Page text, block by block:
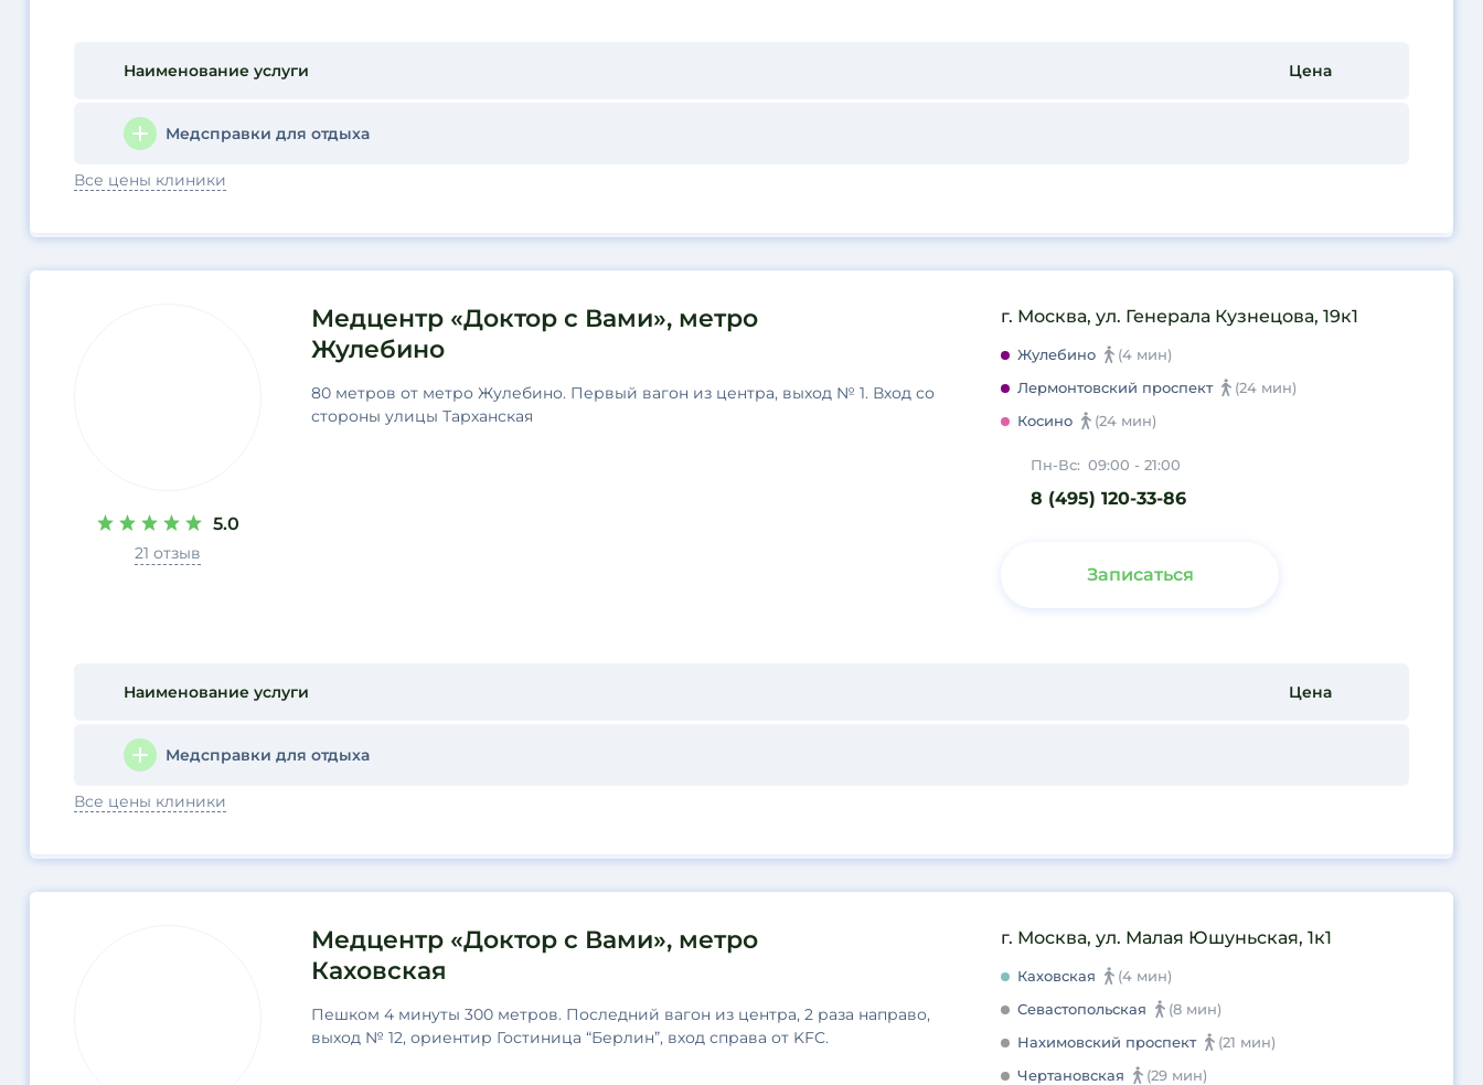
Наименование услуги Цена
Медсправки для отдыха
Все цены клиники
5.0
21 отзыв
Медцентр «Доктор с Вами», метро
Жулебино
80 метров от метро Жулебино. Первый вагон из центра, выход № 1. Вход со
стороны улицы Тарханская
г. Москва, ул. Генерала Кузнецова, 19к1
Жулебино
(4 мин)
Лермонтовский проспект
(24 мин)
Косино
(24 мин)
Пн-Вс: 09:00 - 21:00
8 (495) 120-33-86
Записаться
Наименование услуги Цена
Медсправки для отдыха
Все цены клиники
Медцентр «Доктор с Вами», метро
Каховская
Пешком 4 минуты 300 метров. Последний вагон из центра, 2 раза направо,
выход № 12, ориентир Гостиница “Берлин”, вход справа от KFC.
г. Москва, ул. Малая Юшуньская, 1к1
Каховская
(4 мин)
Севастопольская
(8 мин)
Нахимовский проспект
(21 мин)
Чертановская
(29 мин)